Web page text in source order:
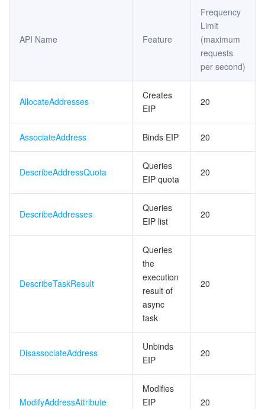
API Name Feature
Frequency
Limit
(maximum
requests
per second)
AllocateAddresses
Creates
EIP
20
AssociateAddress Binds EIP 20
DescribeAddressQuota
Queries
EIP quota
20
DescribeAddresses
Queries
EIP list
20
DescribeTaskResult
Queries
the
execution
result of
async
task
20
DisassociateAddress
Unbinds
EIP
20
ModifyAddressAttribute
Modifies
EIP
20